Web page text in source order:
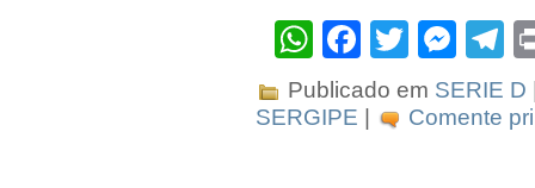
WhatsApp
Facebook
Twitter
Publicado em SERIE D
SERGIPE
Comente